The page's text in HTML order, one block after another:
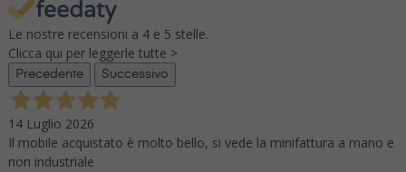
Le nostre recensioni a 4 e 5 stelle.
Clicca qui per leggerle tutte >
Precedente Successivo
14 Luglio 2026
Il mobile acquistato è molto bello, si vede la minifattura a mano e
non industriale